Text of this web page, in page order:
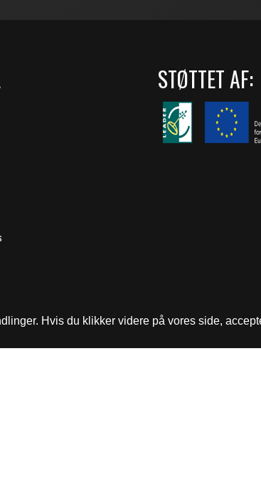
Hvis du klikker videre på vores side,
STØTTET AF: